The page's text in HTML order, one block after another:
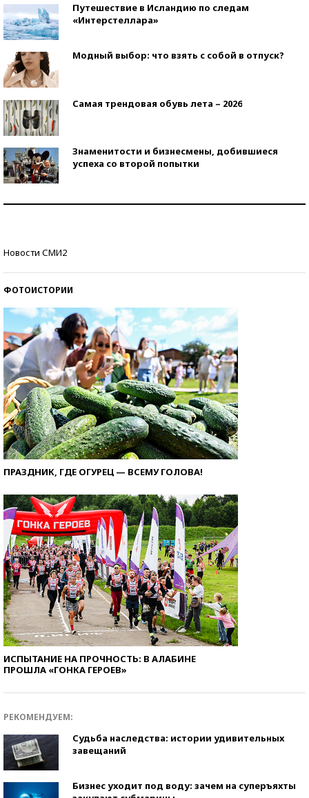
Путешествие в Исландию по следам
«Интерстеллара»
Модный выбор: что взять с собой в отпуск?
Самая трендовая обувь лета – 2026
Знаменитости и бизнесмены, добившиеся
успеха со второй попытки
Новости СМИ2
ФОТОИСТОРИИ
ПРАЗДНИК, ГДЕ ОГУРЕЦ — ВСЕМУ ГОЛОВА!
ИСПЫТАНИЕ НА ПРОЧНОСТЬ: В АЛАБИНЕ
ПРОШЛА «ГОНКА ГЕРОЕВ»
РЕКОМЕНДУЕМ:
Судьба наследства: истории удивительных
завещаний
Бизнес уходит под воду: зачем на суперъяхты